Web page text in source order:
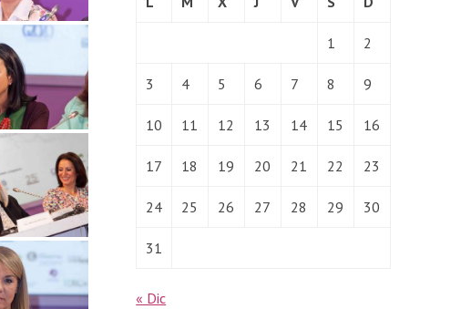
1 2
3 4 5 6 7 8 9
10 11 12 13 14 15 16
17 18 19 20 21 22 23
24 25 26 27 28 29 30
31
« Dic